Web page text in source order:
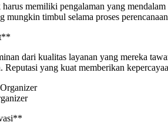
memiliki pengalaman yang
mungkin timbul selama proses
dari kualitas layanan yang mereka
Reputasi yang kuat memberikan